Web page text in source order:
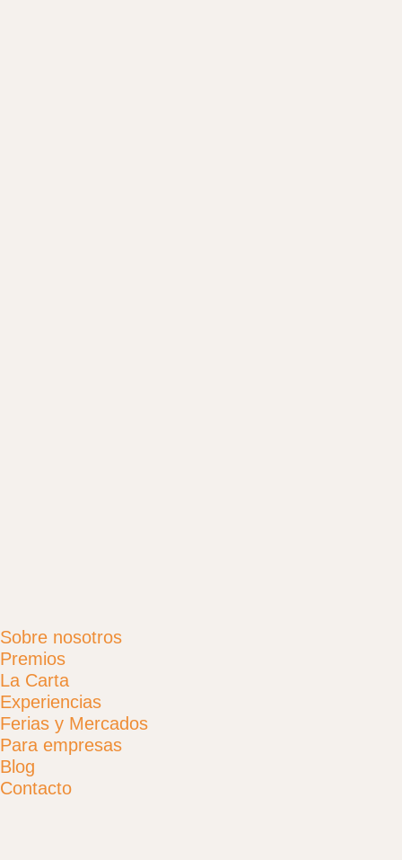
Sobre nosotros
Premios
La Carta
Experiencias
Ferias y Mercados
Para empresas
Blog
Contacto